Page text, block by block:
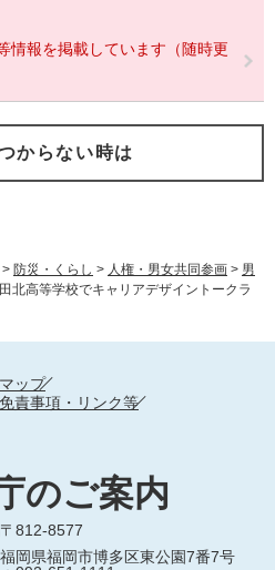
> 防災・くらし > 人権・男女共同参画 > 男
高等学校でキャリアデザイントークラ
情報を掲載しています（随時更
からない時は
ップ
免責事項・リンク等
のご案内
〒812-8577
福岡県福岡市博多区東公園7番7号